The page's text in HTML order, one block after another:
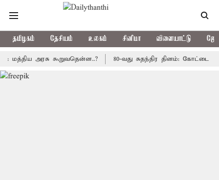
தமிழகம் தேசியம் உலகம் சினிமா விளையாட்டு
அரசு கூறுவதென்ன..? 80-வது சுதந்திர தினம்: கோட்டை